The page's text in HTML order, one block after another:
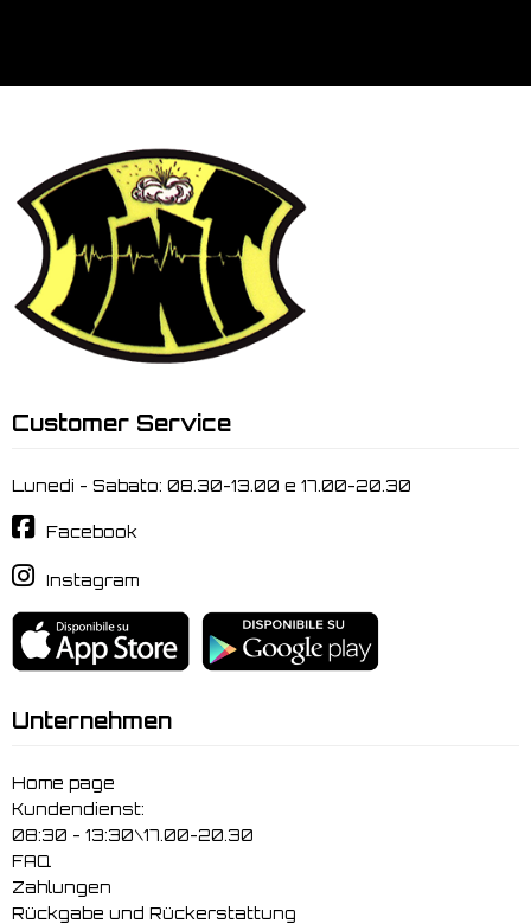
Customer Service
Lunedi - Sabato: 08.30-13.00 e 17.00-20.30
Facebook
Instagram
Unternehmen
Home page
Kundendienst:
08:30 - 13:30\17.00-20.30
FAQ
Zahlungen
Rückgabe und Rückerstattung